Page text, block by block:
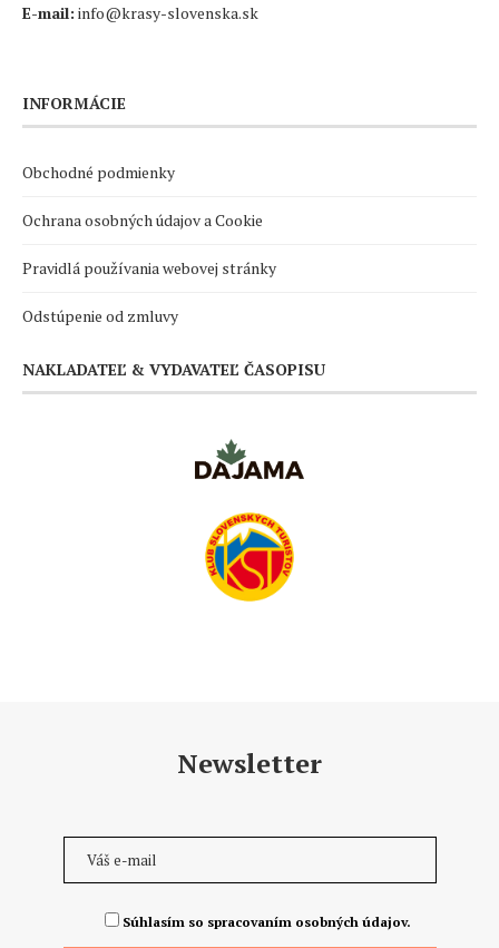
E-mail: info@krasy-slovenska.sk
INFORMÁCIE
Obchodné podmienky
Ochrana osobných údajov a Cookie
Pravidlá používania webovej stránky
Odstúpenie od zmluvy
NAKLADATEĽ & VYDAVATEĽ ČASOPISU
Newsletter
Súhlasím so spracovaním osobných údajov.